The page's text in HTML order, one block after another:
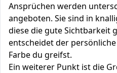
Ansprüchen werden
angeboten. Sie sind in
diese die gute Sichtbarkeit
entscheidet der
Farbe du greifst.
Ein weiterer Punkt ist die